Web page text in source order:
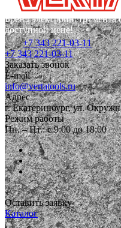
Бренд
доступной цене!
+7 343 221-03-11
+7 343 221-03-11
Заказать звонок
E-mail
info@vertatools.ru
Адрес
г. Екатеринбург, ул.
Режим работы
Пн. – Пт.: с 9:00 до 18:00
Оставить заявку
Каталог